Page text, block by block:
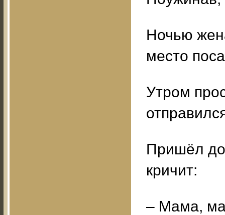
Ночью
место
Утром
Пришёл
кричит:
– Мама,